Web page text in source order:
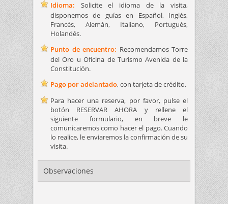
Idioma: Solicite el idioma de la visita,
disponemos de guías en Español, Inglés,
Francés, Alemán, Italiano, Portugués,
Holandés.
Punto de encuentro: Recomendamos Torre
del Oro u Oficina de Turismo Avenida de la
Constitución.
Pago por adelantado, con tarjeta de crédito.
Para hacer una reserva, por favor, pulse el
botón RESERVAR AHORA y rellene el
siguiente formulario, en breve le
comunicaremos como hacer el pago. Cuando
lo realice, le enviaremos la confirmación de su
visita.
Observaciones